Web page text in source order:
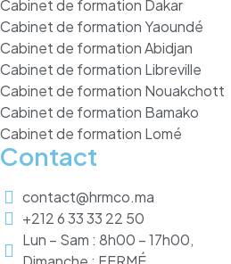
Cabinet de formation Dakar
Cabinet de formation Yaoundé
Cabinet de formation Abidjan
Cabinet de formation Libreville
Cabinet de formation Nouakchott
Cabinet de formation Bamako
Cabinet de formation Lomé
Contact
contact@hrmco.ma
+212 6 33 33 22 50
Lun – Sam : 8h00 – 17h00,